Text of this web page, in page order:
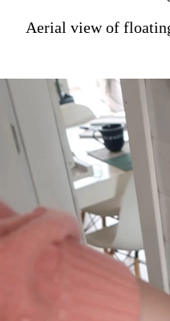
Aerial view of